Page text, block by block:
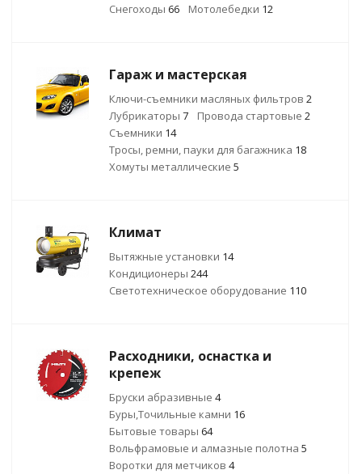
Снегоходы 66 Мотолебедки 12
Гараж и мастерская
Ключи-съемники масляных фильтров 2
Лубрикаторы 7 Провода стартовые 2
Съемники 14
Тросы, ремни, пауки для багажника 18
Хомуты металлические 5
Климат
Вытяжные установки 14
Кондиционеры 244
Светотехническое оборудование 110
Расходники, оснастка и
крепеж
Бруски абразивные 4
Буры,Точильные камни 16
Бытовые товары 64
Вольфрамовые и алмазные полотна 5
Воротки для метчиков 4